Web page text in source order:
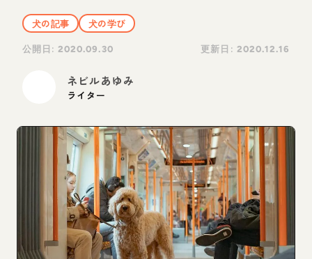
犬の記事
犬の学び
公開日:2020.09.30 更新日: 2020.12.16
ネビルあゆみ
ライター